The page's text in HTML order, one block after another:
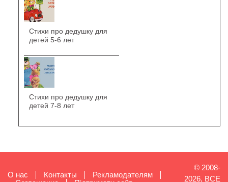
Стихи про дедушку для
детей 5-6 лет
Стихи про дедушку для
детей 7-8 лет
О нас Контакты
Рекламодателям
© 2008-
2026, ВСЕ